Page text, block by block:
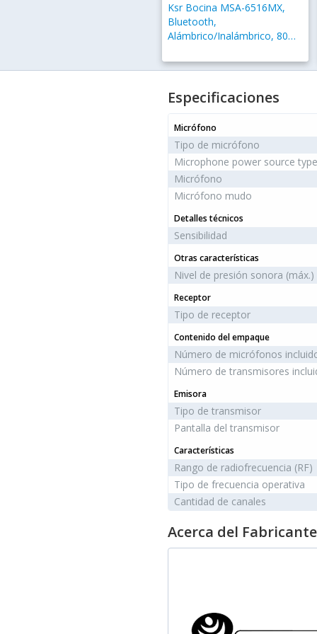
Ksr Bocina MSA-6516MX,
Bluetooth,
Alámbrico/Inalámbrico, 80W
Especificaciones
Micrófono
Tipo de micrófono
Microphone power source type
Micrófono
Micrófono mudo
Detalles técnicos
Sensibilidad
Otras características
Nivel de presión sonora (máx.)
Receptor
Tipo de receptor
Contenido del empaque
Número de micrófonos
Número de transmisores
Emisora
Tipo de transmisor
Pantalla del transmisor
Características
Rango de radiofrecuencia (RF)
Tipo de frecuencia operativa
Cantidad de canales
Acerca del Fabricante